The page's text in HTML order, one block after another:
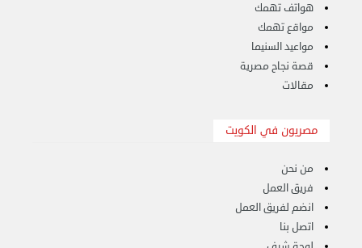
الخميس 14 سبتمبر 2023 03:06 م
هواتف تهمك
مواقع تهمك
مواعيد السنيما
قصة نجاح مصرية
مقالات
مصريون في الكويت
من نحن
فريق العمل
انضم لفريق العمل
اتصل بنا